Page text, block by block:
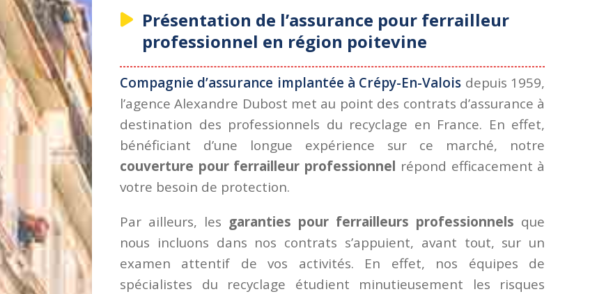
Présentation de l’assurance pour ferrailleur
professionnel en région poitevine
Compagnie d’assurance implantée à Crépy-En-Valois depuis 1959,
l’agence Alexandre Dubost met au point des contrats d’assurance à
destination des professionnels du recyclage en France. En effet,
bénéficiant d’une longue expérience sur ce marché, notre
couverture pour ferrailleur professionnel répond efficacement à
votre besoin de protection.
Par ailleurs, les garanties pour ferrailleurs professionnels que
nous incluons dans nos contrats s’appuient, avant tout, sur un
examen attentif de vos activités. En effet, nos équipes de
spécialistes du recyclage étudient minutieusement les risques